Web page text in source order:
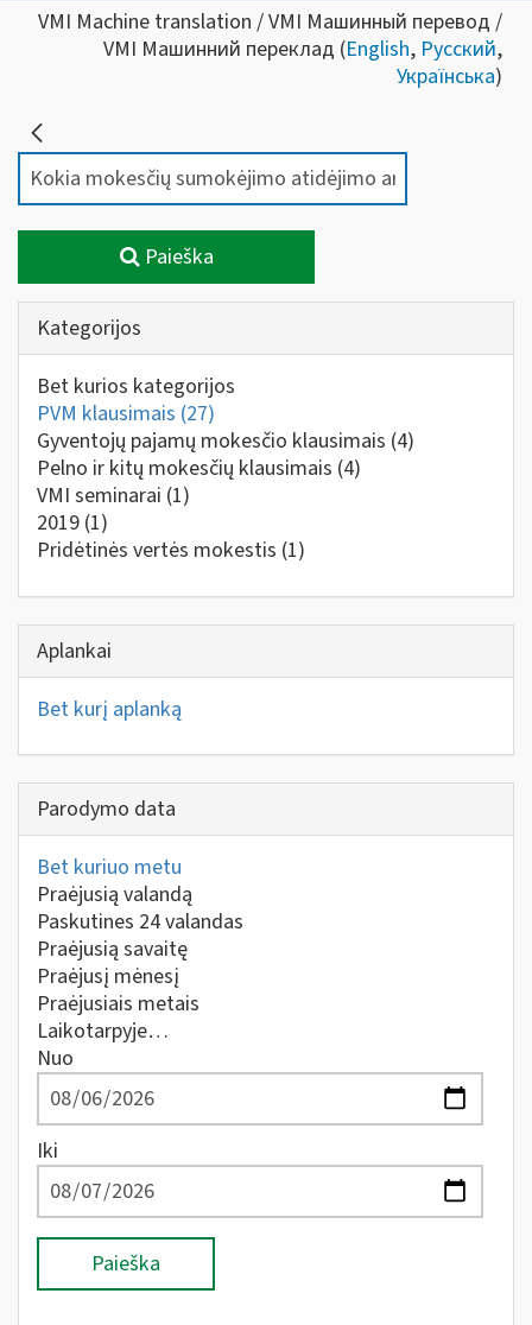
VMI Machine translation / VMI Машинный перевод /
VMI Машинний переклад (English, Русский,
Українська)
Paieška
Kategorijos
Bet kurios kategorijos
PVM klausimais (27)
Gyventojų pajamų mokesčio klausimais (4)
Pelno ir kitų mokesčių klausimais (4)
VMI seminarai (1)
2019 (1)
Pridėtinės vertės mokestis (1)
Aplankai
Bet kurį aplanką
Parodymo data
Bet kuriuo metu
Praėjusią valandą
Paskutines 24 valandas
Praėjusią savaitę
Praėjusį mėnesį
Praėjusiais metais
Laikotarpyje…
Nuo
Iki
Paieška